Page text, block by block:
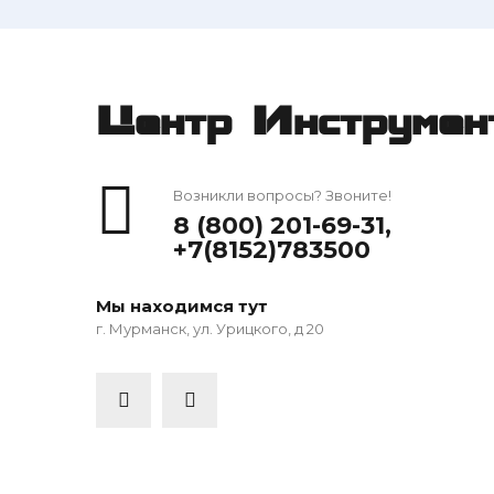
Центр
Возникли вопросы? Звоните!
8 (800) 201-69-31,
+7(8152)783500
Мы находимся тут
г. Мурманск, ул. Урицкого, д 20